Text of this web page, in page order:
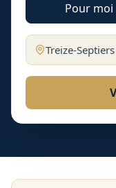
Pour moi
Treize-Septiers